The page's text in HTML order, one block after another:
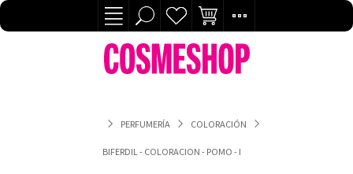
PERFUMERÍA COLORACIÓN
BIFERDIL - COLORACION - POMO - Nº 11.1